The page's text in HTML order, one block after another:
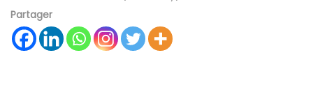
Partager